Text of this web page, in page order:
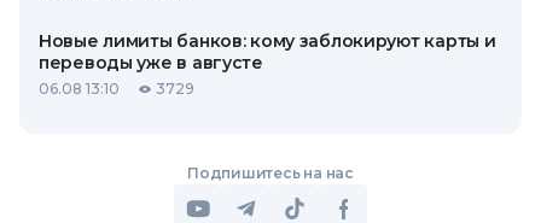
Новые лимиты банков: кому заблокируют карты и
переводы уже в августе
06.08 13:10 3729
Подпишитесь на нас